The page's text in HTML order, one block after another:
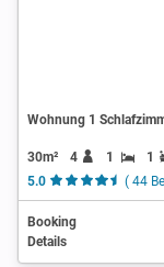
Wohnung 1
30m² 4 1
1
5.0
( 44
Booking
Details